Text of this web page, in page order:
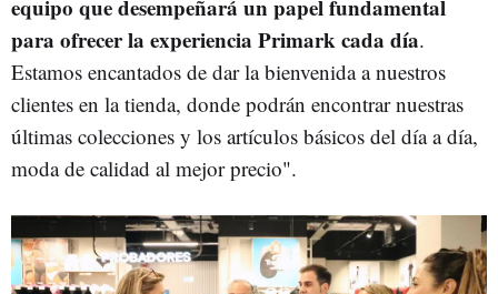
equipo que desempeñará un papel fundamental
para ofrecer la experiencia Primark cada día.
Estamos encantados de dar la bienvenida a nuestros
clientes en la tienda, donde podrán encontrar nuestras
últimas colecciones y los artículos básicos del día a día,
moda de calidad al mejor precio".